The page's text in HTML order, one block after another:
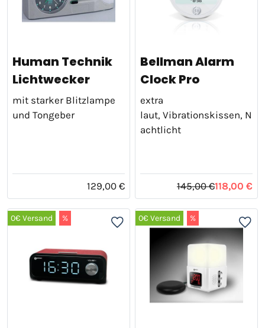
Human Technik
Lichtwecker
mit starker Blitzlampe
und Tongeber
129,00 €
Bellman Alarm
Clock Pro
extra
laut, Vibrationskissen, N
achtlicht
145,00 €118,00 €
0€ Versand % 0€ Versand %